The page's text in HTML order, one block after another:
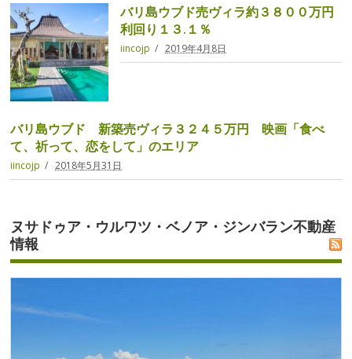
バリ島ウブド売ヴィラ約３８００万円
利回り１３.１％
iincojp 2019年4月8日
バリ島ウブド 新築売ヴィラ３２４５万円 映画「食べ
て、祈って、恋をして」のエリア
iincojp 2018年5月31日
ヌサドゥア・ウルワツ・ベノア・ジンバラン不動産
情報